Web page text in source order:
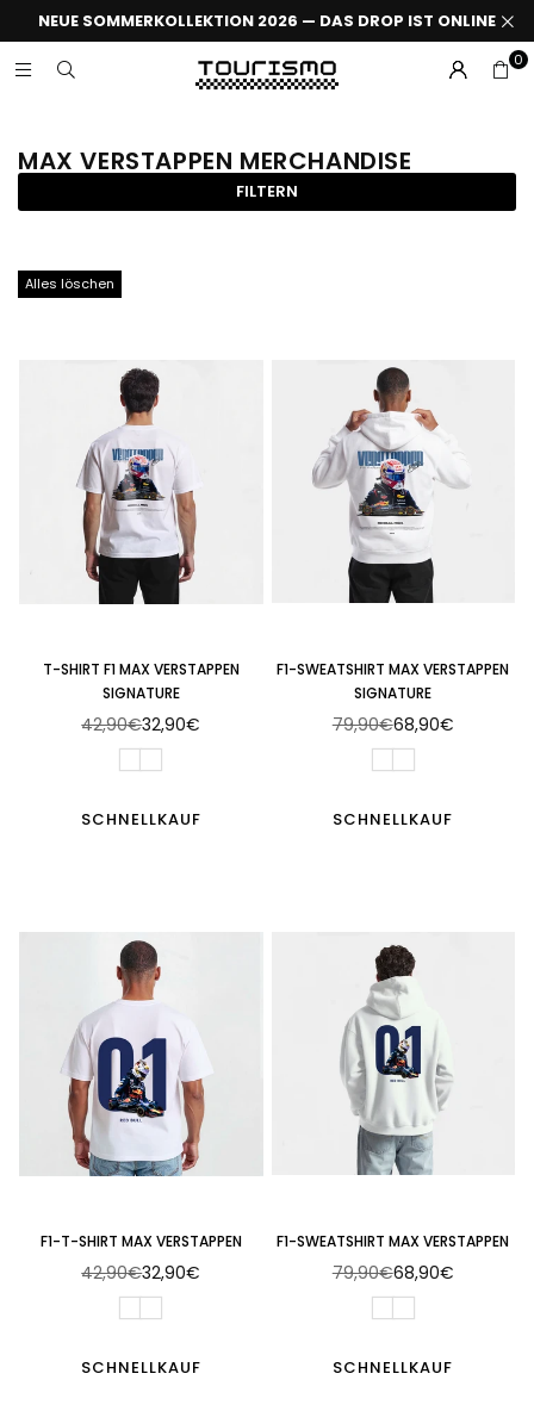
NEUE SOMMERKOLLEKTION 2026 — DAS DROP IST ONLINE
0
MAX VERSTAPPEN MERCHANDISE
FILTERN
Alles löschen
T-SHIRT F1 MAX VERSTAPPEN
SIGNATURE
Normaler
42,90€32,90€
SCHNELLKAUF
F1-SWEATSHIRT MAX VERSTAPPEN
SIGNATURE
Normaler
79,90€68,90€
SCHNELLKAUF
F1-T-SHIRT MAX VERSTAPPEN
Normaler
42,90€32,90€
SCHNELLKAUF
F1-SWEATSHIRT MAX VERSTAPPEN
Normaler
79,90€68,90€
SCHNELLKAUF